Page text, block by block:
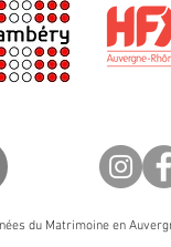
du Matrimoine en